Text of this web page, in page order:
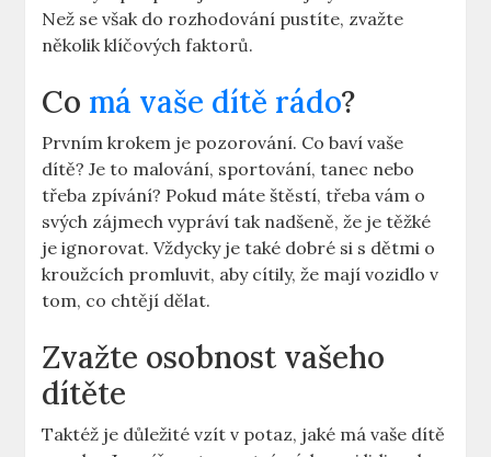
Než se však do rozhodování pustíte, zvažte
několik klíčových faktorů.
Co má vaše dítě rádo?
Prvním krokem je pozorování. Co baví vaše
dítě? Je to malování, sportování, tanec nebo
třeba zpívání? Pokud máte štěstí, třeba vám o
svých zájmech vypráví tak nadšeně, že je těžké
je ignorovat. Vždycky je také dobré si s dětmi o
kroužcích promluvit, aby cítily, že mají vozidlo v
tom, co chtějí dělat.
Zvažte osobnost vašeho
dítěte
Taktéž je důležité vzít v potaz, jaké má vaše dítě